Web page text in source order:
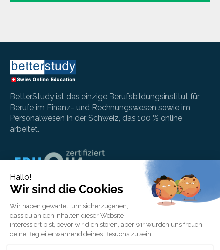
BetterStudy ist das einzige Berufsbildungsinstitut für
Berufe im Finanz- und Rechnungswesen sowie im
Personalwesen in der Schweiz, das 100 % online
arbeitet.
Nützliche Links
Ausbildung in
Der komplette Leitfaden